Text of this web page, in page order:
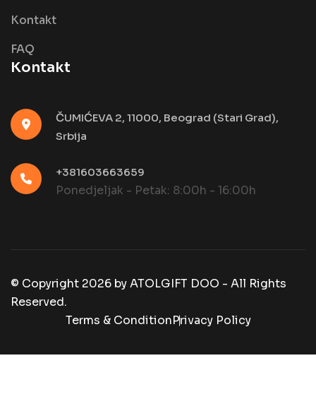
Kontakt
FAQ
Kontakt
ČUMIĆEVA 2, 11000, Beograd (Stari Grad),
Srbija
+381603663659
Ponedjeljak - Petak: 8:00h - 16:00h
© Copyright 2026 byATOLGIFT DOO - All Rights
Reserved.
Terms & ConditionPrivacy Policy